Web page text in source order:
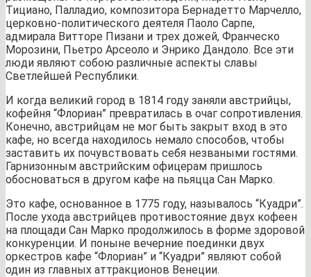
Тициано, Палладио, композитора Бернадетто Марчелло,
церковно-политического деятеля Паоло Сарпе,
адмирала Витторе Пизани и трех дожей, Франческо
Морозини, Пьетро Арсеоло и Энрико Дандоло. Все эти
люди являют собою различные аспекты славы
Светлейшей Республики.
И когда великий город в 1814 году заняли австрийцы,
кофейня “Флориан” превратилась в очаг сопротивления.
Конечно, австрийцам не мог быть закрыт вход в это
кафе, но всегда находилось немало способов, чтобы
заставить их почувствовать себя незваными гостями.
Гарнизонным австрийским офицерам пришлось
обосноваться в другом кафе на пьяцца Сан Марко.
Это кафе, основанное в 1775 году, называлось “Куадри”.
После ухода австрийцев противостояние двух кофеен
на площади Сан Марко продолжилось в форме здоровой
конкуренции. И поныне вечерние поединки двух
оркестров кафе “Флориан” и “Куадри” являют собой
один из главных аттракционов Венеции.